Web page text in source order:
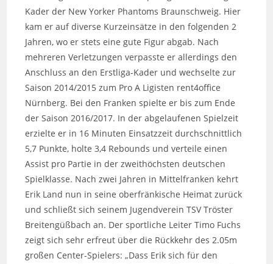
Kader der New Yorker Phantoms Braunschweig. Hier
kam er auf diverse Kurzeinsätze in den folgenden 2
Jahren, wo er stets eine gute Figur abgab. Nach
mehreren Verletzungen verpasste er allerdings den
Anschluss an den Erstliga-Kader und wechselte zur
Saison 2014/2015 zum Pro A Ligisten rent4office
Nürnberg. Bei den Franken spielte er bis zum Ende
der Saison 2016/2017. In der abgelaufenen Spielzeit
erzielte er in 16 Minuten Einsatzzeit durchschnittlich
5,7 Punkte, holte 3,4 Rebounds und verteile einen
Assist pro Partie in der zweithöchsten deutschen
Spielklasse. Nach zwei Jahren in Mittelfranken kehrt
Erik Land nun in seine oberfränkische Heimat zurück
und schließt sich seinem Jugendverein TSV Tröster
Breitengüßbach an. Der sportliche Leiter Timo Fuchs
zeigt sich sehr erfreut über die Rückkehr des 2.05m
großen Center-Spielers: „Dass Erik sich für den